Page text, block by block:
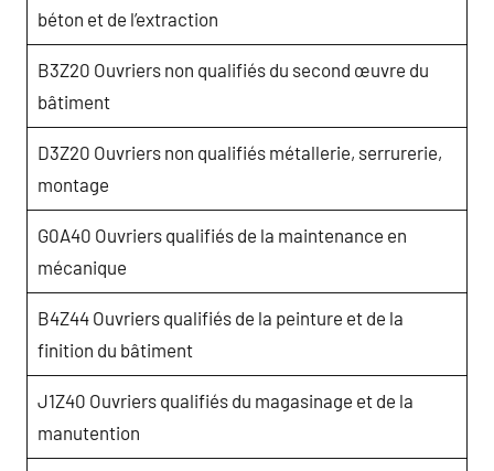
béton et de l’extraction
B3Z20 Ouvriers non qualifiés du second œuvre du
bâtiment
D3Z20 Ouvriers non qualifiés métallerie, serrurerie,
montage
G0A40 Ouvriers qualifiés de la maintenance en
mécanique
B4Z44 Ouvriers qualifiés de la peinture et de la
finition du bâtiment
J1Z40 Ouvriers qualifiés du magasinage et de la
manutention